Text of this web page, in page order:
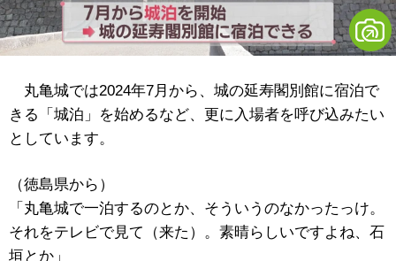
丸亀城では2024年7月から、城の延寿閣別館に宿泊で
きる「城泊」を始めるなど、更に入場者を呼び込みたい
としています。
（徳島県から）
「丸亀城で一泊するのとか、そういうのなかったっけ。
それをテレビで見て（来た）。素晴らしいですよね、石
垣とか」